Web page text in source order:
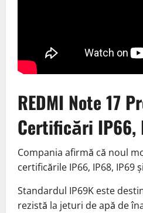
REDMI Note 17
Certificări IP66,
Compania afirmă că noul
certificările IP66, IP68, IP69
Standardul IP69K este
rezistă la jeturi de apă de